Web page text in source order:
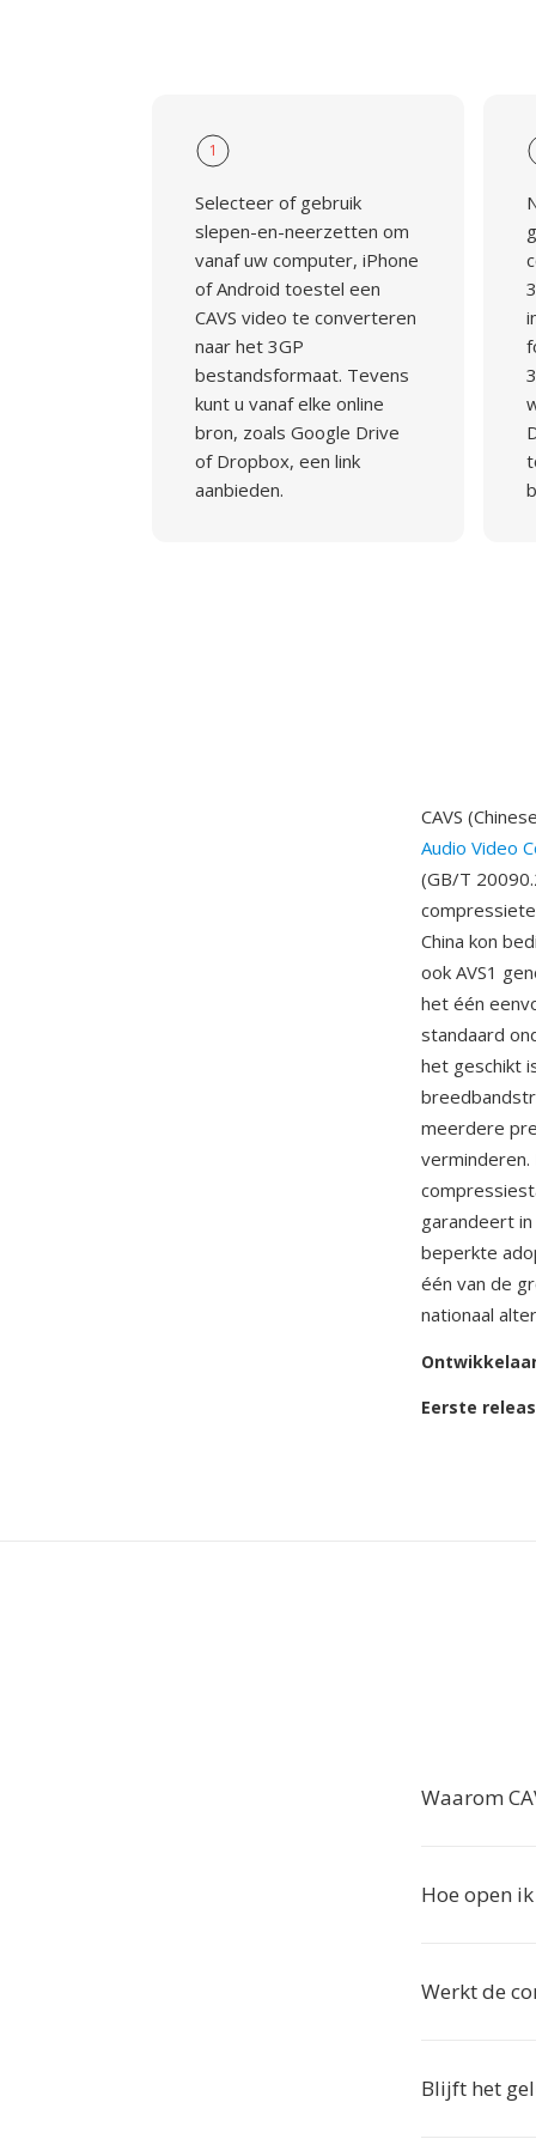
1
Selecteer of gebruik
slepen-en-neerzetten om
vanaf uw computer, iPhone
of Android toestel een
CAVS video te converteren
naar het 3GP
bestandsformaat. Tevens
kunt u vanaf elke online
bron, zoals Google Drive
of Dropbox, een link
aanbieden.
CAVS
Audio Video
(GB/T
China kon
ook AVS1
het één
standaard
het geschikt
meerdere
verminderen.
garandeert
beperkte
één van de
nationaal
Eerste
Waarom
Hoe open
Werkt de
Blijft het